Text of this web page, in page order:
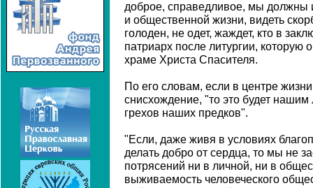
доброе, справедливое, мы должны
и общественной жизни, видеть
голоден, не одет, жаждет, кто в
патриарх после литургии, которую
храме Христа Спасителя.
По его словам, если в центре
снисхождение, "то это будет
грехов наших предков".
"Если, даже живя в условиях
делать добро от сердца, то мы не
потрясений ни в личной, ни в
выживаемость человеческого